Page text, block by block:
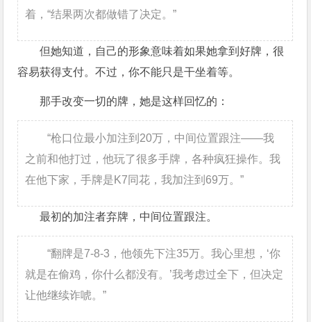
着，“结果两次都做错了决定。”
但她知道，自己的形象意味着如果她拿到好牌，很
容易获得支付。不过，你不能只是干坐着等。
那手改变一切的牌，她是这样回忆的：
“枪口位最小加注到20万，中间位置跟注——我
之前和他打过，他玩了很多手牌，各种疯狂操作。我
在他下家，手牌是K7同花，我加注到69万。”
最初的加注者弃牌，中间位置跟注。
“翻牌是7-8-3，他领先下注35万。我心里想，‘你
就是在偷鸡，你什么都没有。’我考虑过全下，但决定
让他继续诈唬。”